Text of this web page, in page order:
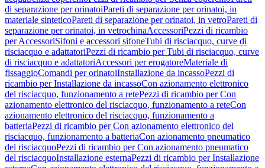
di separazione per orinatoiPareti di separazione per orinatoi, in
materiale sinteticoPareti di separazione per orinatoi, in vetroPareti di
separazione per orinatoi, in vetrochinaAccessoriPezzi di ricambio
per AccessoriSifoni e accessori sifoneTubi di risciacquo, curve di
risciacquo e adattatoriPezzi di ricambio per Tubi di risciacquo, curve
di risciacquo e adattatoriAccessori per erogatoreMateriale di
fissaggioComandi per orinatoiInstallazione da incassoPezzi di
ricambio per Installazione da incassoCon azionamento elettronico
del risciacquo, funzionamento a retePezzi di ricambio per Con
azionamento elettronico del risciacquo, funzionamento a reteCon
azionamento elettronico del risciacquo, funzionamento a
batteriaPezzi di ricambio per Con azionamento elettronico del
risciacquo, funzionamento a batteriaCon azionamento pneumatico
del risciacquoPezzi di ricambio per Con azionamento pneumatico
del risciacquoInstallazione esternaPezzi di ricambio per Installazione